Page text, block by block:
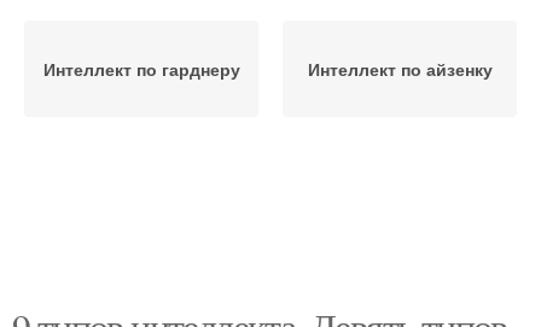
Интеллект по гарднеру Интеллект по айзенку